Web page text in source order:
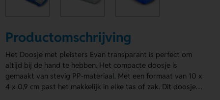
Productomschrijving
Het Doosje met pleisters Evan transparant is perfect om
altijd bij de hand te hebben. Het compacte doosje is
gemaakt van stevig PP-materiaal. Met een formaat van 10 x
4 x 0,9 cm past het makkelijk in elke tas of zak. Dit doosje